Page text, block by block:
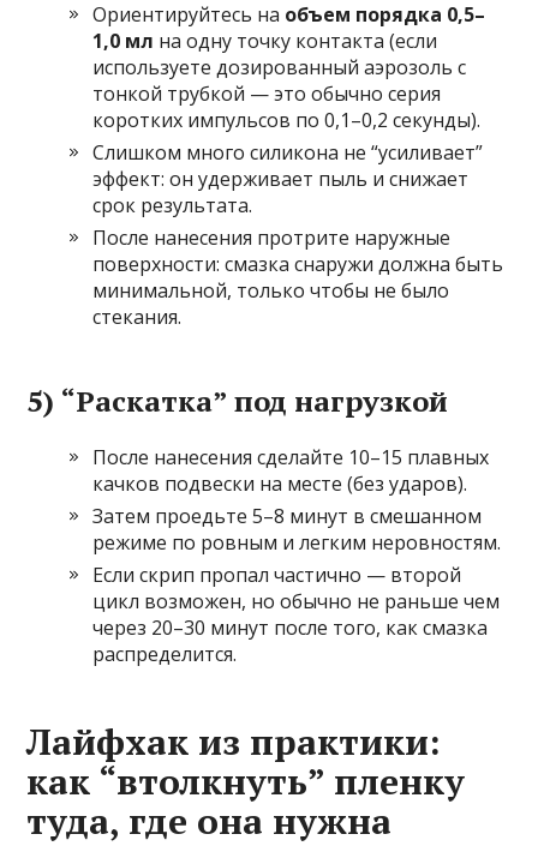
Ориентируйтесь на объем порядка 0,5–
1,0 мл на одну точку контакта (если
используете дозированный аэрозоль с
тонкой трубкой — это обычно серия
коротких импульсов по 0,1–0,2 секунды).
Слишком много силикона не “усиливает”
эффект: он удерживает пыль и снижает
срок результата.
После нанесения протрите наружные
поверхности: смазка снаружи должна быть
минимальной, только чтобы не было
стекания.
5) “Раскатка” под нагрузкой
После нанесения сделайте 10–15 плавных
качков подвески на месте (без ударов).
Затем проедьте 5–8 минут в смешанном
режиме по ровным и легким неровностям.
Если скрип пропал частично — второй
цикл возможен, но обычно не раньше чем
через 20–30 минут после того, как смазка
распределится.
Лайфхак из практики:
как “втолкнуть” пленку
туда, где она нужна